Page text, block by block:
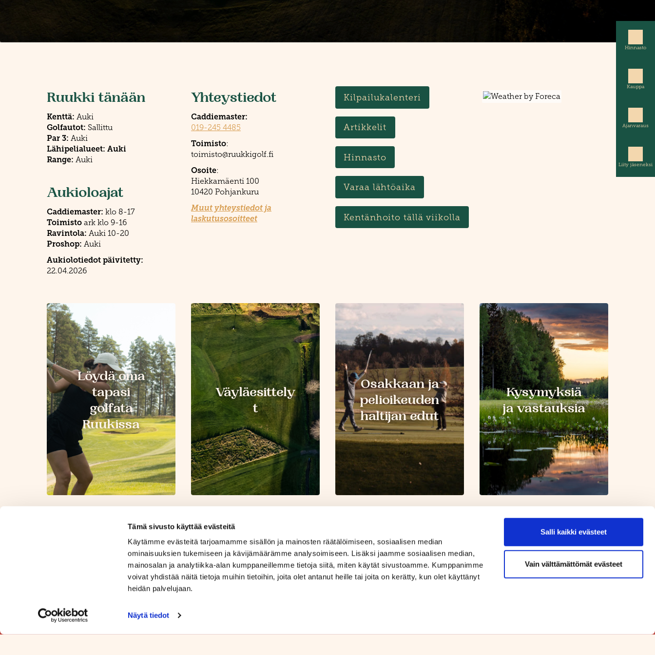
Tämä sivusto käyttää evästeitä
Käytämme evästeitä tarjoamamme sisällön ja mainosten räätälöimiseen, sosiaalisen median
ominaisuuksien tukemiseen ja kävijämäärämme analysoimiseen. Lisäksi jaamme sosiaalisen median,
mainosalan ja analytiikka-alan kumppaneillemme tietoja siitä, miten käytät sivustoamme. Kumppanimme
voivat yhdistää näitä tietoja muihin tietoihin, joita olet antanut heille tai joita on kerätty, kun olet käyttänyt
heidän palvelujaan.
Näytä tiedot
Salli kaikki evästeet
Vain välttämättömät evästeet
Hinnasto
Kauppa
Ajanvaraus
Liity jäseneksi
Ruukki tänään
Kenttä: Auki
Golfautot: Sallittu
Par 3: Auki
Lähipelialueet: Auki
Range: Auki
Aukioloajat
Caddiemaster: klo 8-17
Toimisto ark klo 9-16
Ravintola: Auki 10-20
Proshop: Auki
Aukiolotiedot päivitetty:
22.04.2026
Yhteystiedot
Caddiemaster:
019-245 4485
Toimisto:
toimisto@ruukkigolf.fi
Osoite:
Hiekkamäenti 100
10420 Pohjankuru
Muut yhteystiedot ja
laskutusosoitteet
Kilpailukalenteri
Artikkelit
Hinnasto
Varaa lähtöaika
Kentänhoito tällä viikolla
Löydä oma
tapasi
golfata
Ruukissa
Väyläesittely
t
Osakkaan ja
pelioikeuden
haltijan edut
Kysymyksiä
ja vastauksia
Rakastu Ruukkiin.